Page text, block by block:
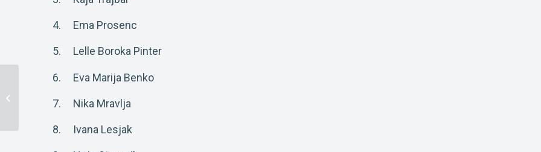
4. Ema Prosenc
5. Lelle Boroka Pinter
6. Eva Marija Benko
7. Nika Mravlja
8. Ivana Lesjak
konferenci Ko bom
velik-a, bom …